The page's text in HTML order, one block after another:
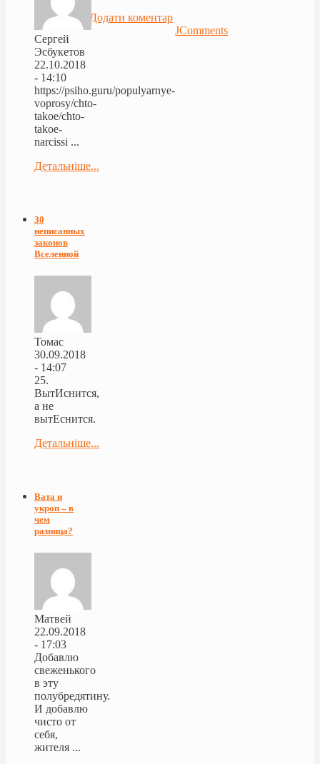
Додати коментар
JComments
Сергей
Эсбукетов
22.10.2018
- 14:10
https://psiho.guru/populyarnye-
voprosy/chto-
takoe/chto-
takoe-
narcissi ...
Детальніше...
30
неписанных
законов
Вселенной
Томас
30.09.2018
- 14:07
25.
ВытИснится,
а не
вытЕснится.
Детальніше...
Вата и
укроп – в
чем
разница?
Матвей
22.09.2018
- 17:03
Добавлю
свеженького
в эту
полубредятину.
И добавлю
чисто от
себя,
жителя ...